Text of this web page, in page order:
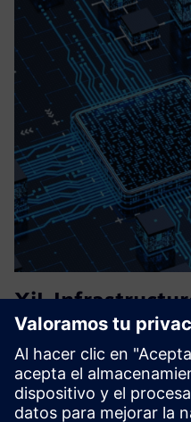
XiL
Services (MiL,
Flexible and tailored
validation of embedded
engineering, test